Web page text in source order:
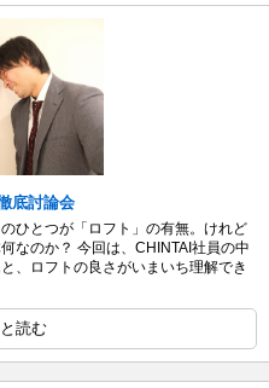
底討論会
ひとつが「ロフト」の有無。けれど
なのか？ 今回は、CHINTAI社員の中
、ロフトの良さがいまいち理解でき
読む